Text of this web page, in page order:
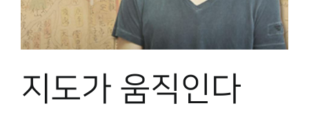
지도가 움직인다